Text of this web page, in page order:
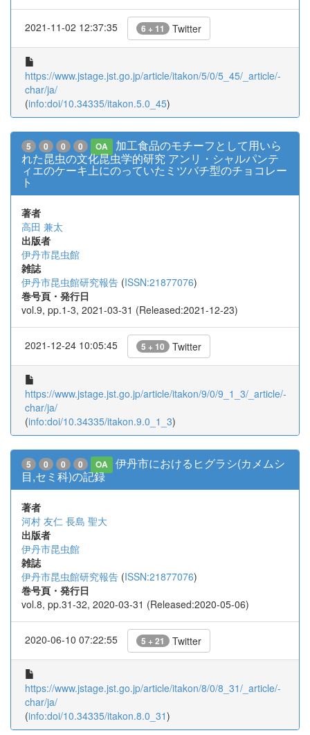
2021-11-02 12:37:35 6 + 11 Twitter
https://www.jstage.jst.go.jp/article/itakon/5/0/5_45/_article/-
char/ja/
(info:doi/10.34335/itakon.5.0_45)
5 0 0 0 OA
加工食品のモチーフとして用いら
れた昆虫の文化昆虫学的研究 アンリ・シャルパンテ
ィエのケーキ上にのっていたミツバチ型のチョコレー
ト
著者
高田 兼太
出版者
伊丹市昆虫館
雑誌
伊丹市昆虫館研究報告 (ISSN:21877076)
巻号頁・発行日
vol.9, pp.1-3, 2021-03-31 (Released:2021-12-23)
2021-12-24 10:05:45 5 + 10 Twitter
https://www.jstage.jst.go.jp/article/itakon/9/0/9_1_3/_article/-
char/ja/
(info:doi/10.34335/itakon.9.0_1_3)
5 0 0 0 OA
伊丹市におけるヒグラシ(カメムシ
目,セミ科)の記録
著者
河村 友仁 長島 聖大
出版者
伊丹市昆虫館
雑誌
伊丹市昆虫館研究報告 (ISSN:21877076)
巻号頁・発行日
vol.8, pp.31-32, 2020-03-31 (Released:2020-05-06)
2020-06-10 07:22:55 5 + 21 Twitter
https://www.jstage.jst.go.jp/article/itakon/8/0/8_31/_article/-
char/ja/
(info:doi/10.34335/itakon.8.0_31)